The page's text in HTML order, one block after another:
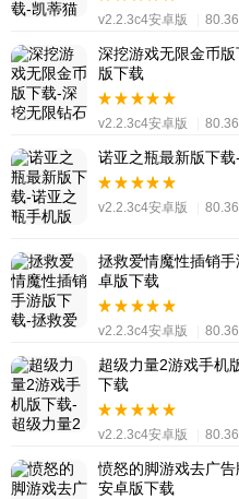
v2.2.3c4安卓版
深挖游戏无限金币
版下载
v2.2.3c4安卓版
诺亚之瓶最新版下
v2.2.3c4安卓版
拯救爱情魔性插销
卓版下载
v2.2.3c4安卓版
超级力量2游戏手机
下载
v2.2.3c4安卓版
愤怒的脚游戏去广
安卓版下载